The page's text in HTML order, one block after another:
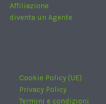
Affiliazione
diventa un Agente
Cookie Policy (UE)
Privacy Policy
Termini e condizioni